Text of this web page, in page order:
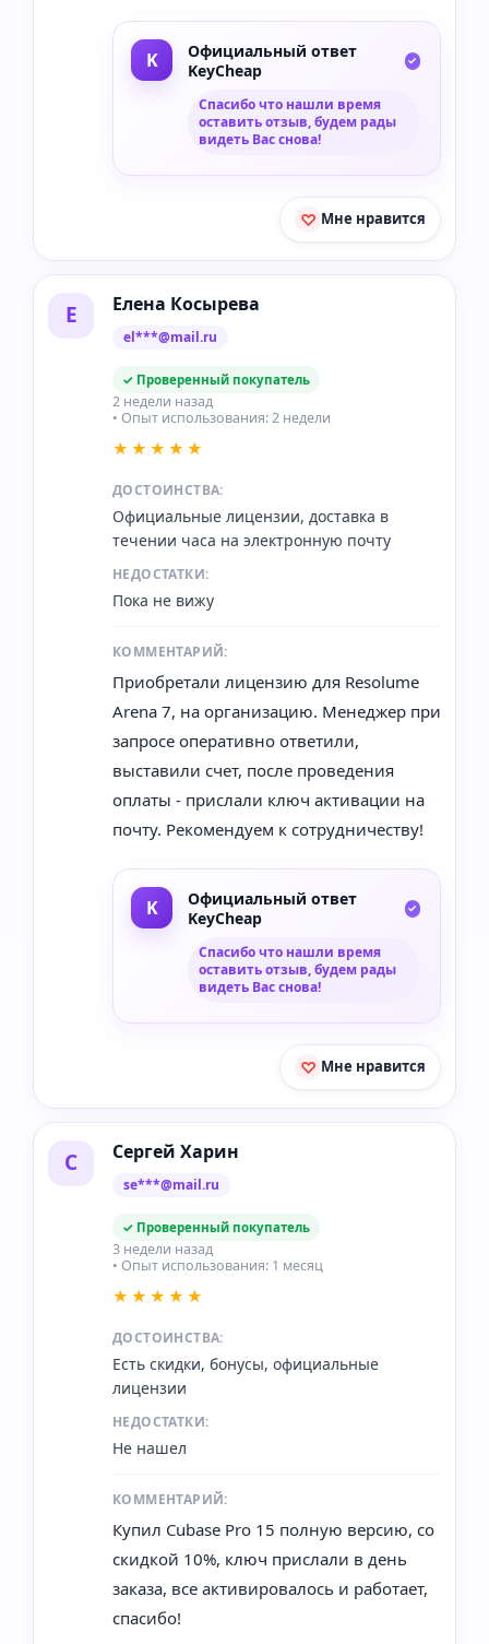
Официальный ответ
KeyCheap
Спасибо что нашли время
оставить отзыв, будем рады
видеть Вас снова!
Мне нравится
Е Елена Косырева
el***@mail.ru
✓ Проверенный покупатель
2 недели назад
• Опыт использования: 2 недели
★★★★★
ДОСТОИНСТВА:
Официальные лицензии, доставка в
течении часа на электронную почту
НЕДОСТАТКИ:
Пока не вижу
КОММЕНТАРИЙ:
Приобретали лицензию для Resolume
Arena 7, на организацию. Менеджер при
запросе оперативно ответили,
выставили счет, после проведения
оплаты - прислали ключ активации на
почту. Рекомендуем к сотрудничеству!
Официальный ответ
KeyCheap
Спасибо что нашли время
оставить отзыв, будем рады
видеть Вас снова!
Мне нравится
С Сергей Харин
se***@mail.ru
✓ Проверенный покупатель
3 недели назад
• Опыт использования: 1 месяц
★★★★★
ДОСТОИНСТВА:
Есть скидки, бонусы, официальные
лицензии
НЕДОСТАТКИ:
Не нашел
КОММЕНТАРИЙ:
Купил Cubase Pro 15 полную версию, со
скидкой 10%, ключ прислали в день
заказа, все активировалось и работает,
спасибо!